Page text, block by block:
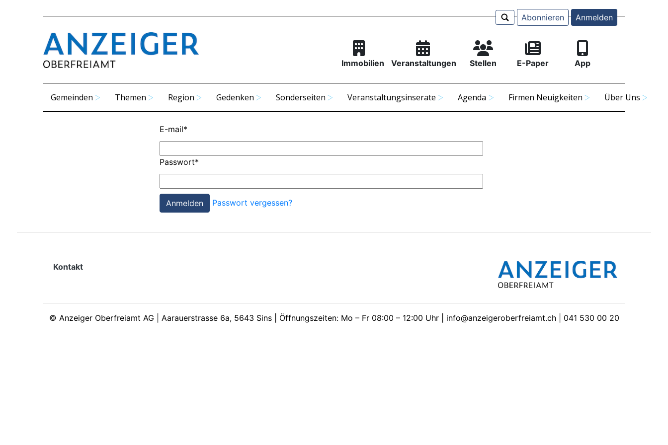
Abonnieren Anmelden
Immobilien Veranstaltungen Stellen E-Paper App
Gemeinden Themen Region Gedenken Sonderseiten Veranstaltungsinserate Agenda Firmen Neuigkeiten Über Uns
E-mail*
Passwort*
Passwort vergessen?
Kontakt
© Anzeiger Oberfreiamt AG | Aarauerstrasse 6a, 5643 Sins | Öffnungszeiten: Mo – Fr 08:00 – 12:00 Uhr | info@anzeigeroberfreiamt.ch | 041 530 00 20